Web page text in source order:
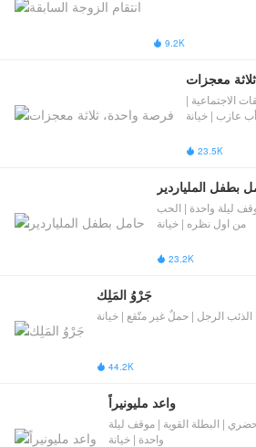
 9.2K
معجزات
الاجتماعية |
عازب | خيانة
 23.5K
بطفل الملياردير
ليلة واحدة | الحب
من اول نظره | خيانة
 23.2K
جَرْوُ المَلِك
الرجل | حملٌ غير متّقع | خيانة
 44.2K
واعد مليونيراً
| البطلة القوية | موقف ليلة
واحدة | خيانة